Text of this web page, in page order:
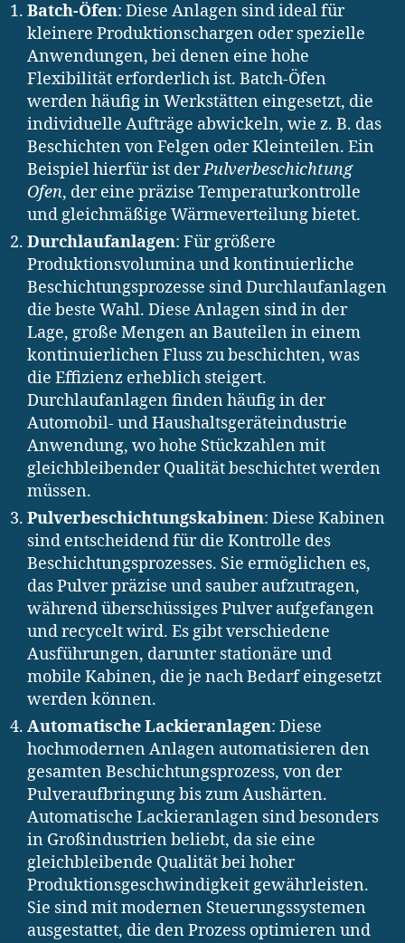
Batch-Öfen: Diese Anlagen sind ideal für
kleinere Produktionschargen oder spezielle
Anwendungen, bei denen eine hohe
Flexibilität erforderlich ist. Batch-Öfen
werden häufig in Werkstätten eingesetzt, die
individuelle Aufträge abwickeln, wie z. B. das
Beschichten von Felgen oder Kleinteilen. Ein
Beispiel hierfür ist derPulverbeschichtung
Ofen, der eine präzise Temperaturkontrolle
und gleichmäßige Wärmeverteilung bietet.
Durchlaufanlagen: Für größere
Produktionsvolumina und kontinuierliche
Beschichtungsprozesse sind Durchlaufanlagen
die beste Wahl. Diese Anlagen sind in der
Lage, große Mengen an Bauteilen in einem
kontinuierlichen Fluss zu beschichten, was
die Effizienz erheblich steigert.
Durchlaufanlagen finden häufig in der
Automobil- und Haushaltsgeräteindustrie
Anwendung, wo hohe Stückzahlen mit
gleichbleibender Qualität beschichtet werden
müssen.
Pulverbeschichtungskabinen: Diese Kabinen
sind entscheidend für die Kontrolle des
Beschichtungsprozesses. Sie ermöglichen es,
das Pulver präzise und sauber aufzutragen,
während überschüssiges Pulver aufgefangen
und recycelt wird. Es gibt verschiedene
Ausführungen, darunter stationäre und
mobile Kabinen, die je nach Bedarf eingesetzt
werden können.
Automatische Lackieranlagen: Diese
hochmodernen Anlagen automatisieren den
gesamten Beschichtungsprozess, von der
Pulveraufbringung bis zum Aushärten.
Automatische Lackieranlagen sind besonders
in Großindustrien beliebt, da sie eine
gleichbleibende Qualität bei hoher
Produktionsgeschwindigkeit gewährleisten.
Sie sind mit modernen Steuerungssystemen
ausgestattet, die den Prozess optimieren und